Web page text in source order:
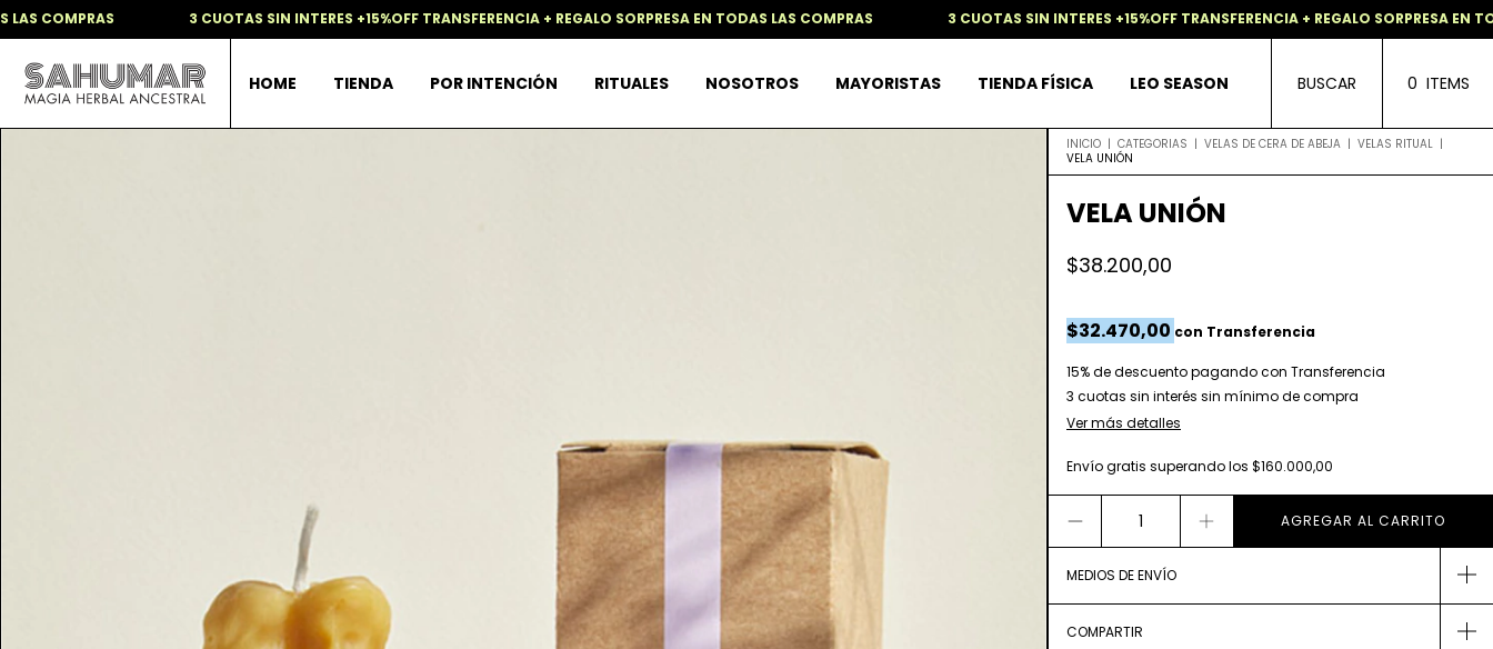
3 CUOTAS SIN INTERES +15%OFF TRANSFERENCIA + REGALO SORPRESA EN TODAS LAS COMPRAS 3 CUOTAS SIN INTERES +15%OFF TRANSFERENCIA + REGALO SORPRESA EN TODAS
HOME TIENDA POR INTENCIÓN RITUALES NOSOTROS MAYORISTAS TIENDA FÍSICA LEO SEASON BUSCAR 0 ITEMS
INICIO | CATEGORIAS | VELAS DE CERA DE ABEJA | VELAS RITUAL |
VELA UNIÓN
VELA UNIÓN
$38.200,00
$32.470,00 con Transferencia
15% de descuentopagando con Transferencia
Ver más detalles
Envío gratis superando los $160.000,00
MEDIOS DE ENVÍO
COMPARTIR